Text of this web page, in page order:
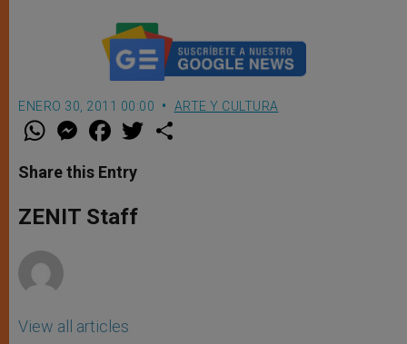
ENERO 30, 2011 00:00 ARTE Y CULTURA
W
t
s
p
p
M
e
s
e
g
e
F
a
e
b
o
k
w
Share this Entry
ZENIT Staff
View all articles